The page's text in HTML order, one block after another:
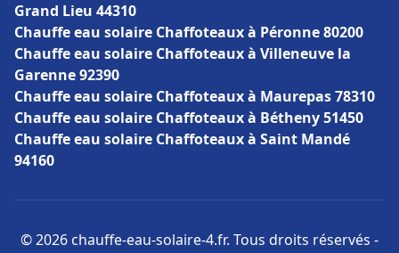
Grand Lieu 44310
Chauffe eau solaire Chaffoteaux à Péronne 80200
Chauffe eau solaire Chaffoteaux à Villeneuve la
Garenne 92390
Chauffe eau solaire Chaffoteaux à Maurepas 78310
Chauffe eau solaire Chaffoteaux à Bétheny 51450
Chauffe eau solaire Chaffoteaux à Saint Mandé
94160
© 2026 chauffe-eau-solaire-4.fr. Tous droits réservés -